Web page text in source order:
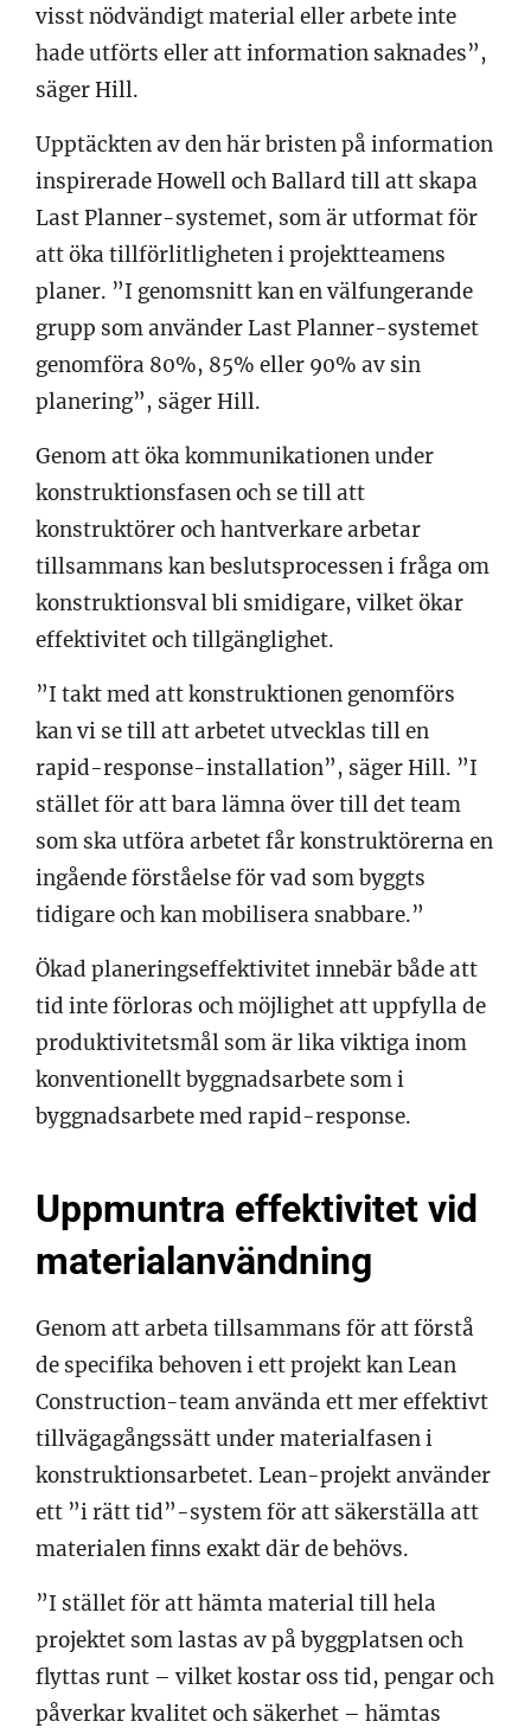
visst nödvändigt material eller arbete inte
hade utförts eller att information saknades”,
säger Hill.
Upptäckten av den här bristen på information
inspirerade Howell och Ballard till att skapa
Last Planner-systemet, som är utformat för
att öka tillförlitligheten i projektteamens
planer. ”I genomsnitt kan en välfungerande
grupp som använder Last Planner-systemet
genomföra 80%, 85% eller 90% av sin
planering”, säger Hill.
Genom att öka kommunikationen under
konstruktionsfasen och se till att
konstruktörer och hantverkare arbetar
tillsammans kan beslutsprocessen i fråga om
konstruktionsval bli smidigare, vilket ökar
effektivitet och tillgänglighet.
”I takt med att konstruktionen genomförs
kan vi se till att arbetet utvecklas till en
rapid-response-installation”, säger Hill. ”I
stället för att bara lämna över till det team
som ska utföra arbetet får konstruktörerna en
ingående förståelse för vad som byggts
tidigare och kan mobilisera snabbare.”
Ökad planeringseffektivitet innebär både att
tid inte förloras och möjlighet att uppfylla de
produktivitetsmål som är lika viktiga inom
konventionellt byggnadsarbete som i
byggnadsarbete med rapid-response.
Uppmuntra effektivitet vid
materialanvändning
Genom att arbeta tillsammans för att förstå
de specifika behoven i ett projekt kan Lean
Construction-team använda ett mer effektivt
tillvägagångssätt under materialfasen i
konstruktionsarbetet. Lean-projekt använder
ett ”i rätt tid”-system för att säkerställa att
materialen finns exakt där de behövs.
”I stället för att hämta material till hela
projektet som lastas av på byggplatsen och
flyttas runt – vilket kostar oss tid, pengar och
påverkar kvalitet och säkerhet – hämtas